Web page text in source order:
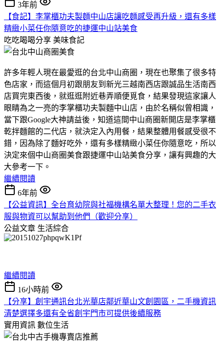
3年前
【食記】李掌櫃功夫製麵中山店讓吃麵感受再升級，還有多樣
精緻小菜任你隨意吃的捷運中山站美食
吃吃喝喝分享 美味食記
許多年輕人現在最愛逛的台北中山商圈，現在也聚集了很多特
色店家，而這個月初跟朋友到新光三越南西店跟誠品生活南西
店買完東西後，就逛逛附近巷弄順便覓食，結果發現這家讓人
眼睛為之一亮的李掌櫃功夫製麵中山店，由於名稱似曾相識，
當下跟Google大神請益後，知道這間中山商圈新開店是李掌櫃
乾拌麵館的二代店，就決定入內用餐，結果整體用餐感受很不
錯，因為除了麵好吃外，還有多樣精緻小菜任你隨意吃，所以
決定來個中山商圈美食跟捷運中山站美食分享，讓有興趣的大
大參考一下。
繼續閱讀
6年前
【公益資訊】全台育幼院與社福機構名單大整理！您的二手衣
服與物資可以幫助到他們（歡迎分享）
公益文章 生活綜合
繼續閱讀
16小時前
【分享】創宇通訊台北光華店鄰近華山文創園區，二手機資訊
清楚選擇多還有全省創宇門市可提供後續服務
實用資訊 數位生活